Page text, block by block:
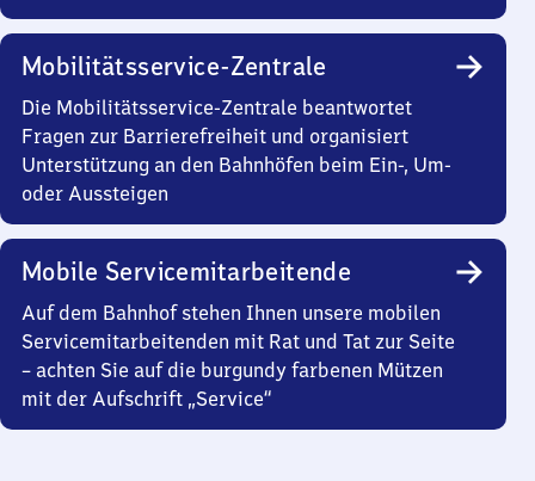
Mobilitätsservice-Zentrale
Die Mobilitätsservice-Zentrale beantwortet
Fragen zur Barrierefreiheit und organisiert
Unterstützung an den Bahnhöfen beim Ein-, Um-
oder Aussteigen
Mobile Servicemitarbeitende
Auf dem Bahnhof stehen Ihnen unsere mobilen
Servicemitarbeitenden mit Rat und Tat zur Seite
– achten Sie auf die burgundy farbenen Mützen
mit der Aufschrift „Service“